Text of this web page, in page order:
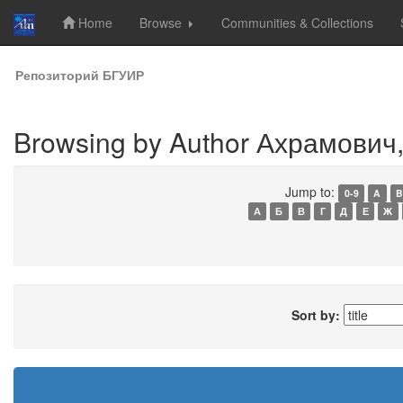
Skip
navigation
Home Browse Communities & Collections
Репозиторий БГУИР
Browsing by Author
Jump to: 0-9 A
B
А
Б В Г Д Е Ж
Sort by: